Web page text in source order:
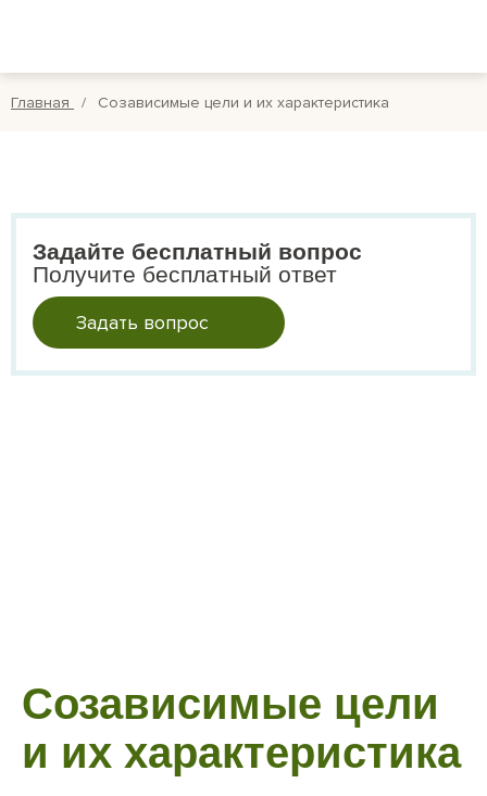
Главная Созависимые цели и их характеристика
Задайте бесплатный вопрос
Получите бесплатный ответ
Задать вопрос
Созависимые цели
и их характеристика